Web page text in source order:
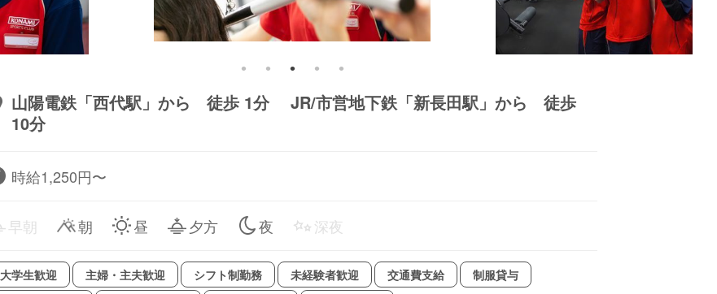
山陽電鉄「西代駅」から 徒歩 1分 JR/市営地下鉄「新長田駅」から 徒歩
10分
時給1,250円〜
早朝 朝 昼 夕方 夜 深夜
大学生歓迎 主婦・主夫歓迎 シフト制勤務 未経験者歓迎 交通費支給
制服貸与